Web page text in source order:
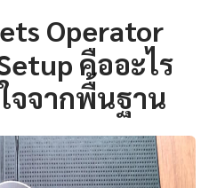
Operator
คืออะไร
จจากพื้นฐาน